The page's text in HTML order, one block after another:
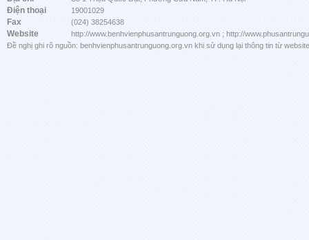
Điện thoại 19001029
Fax (024) 38254638
Website
http://www.benhvienphusantrunguong.org.vn ; http://
Đề nghị ghi rõ nguồn: benhvienphusantrunguong.org.vn khi sử dụng lại thông tin từ